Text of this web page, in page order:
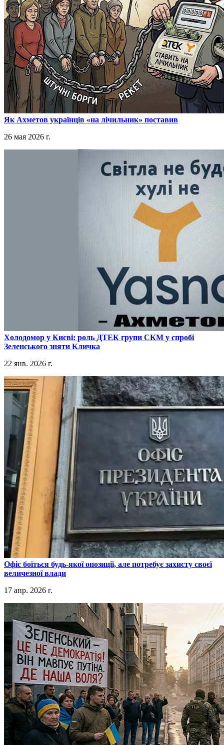
​Як Ахметов українців «на лічильник» поставив
26 мая 2026 г.
​Холодомор у Києві: роль ДТЕК групи СКМ у спробі
Зеленського зняти Кличка
22 янв. 2026 г.
​Офіс боїться будь-якої опозиції, але потребує захисту своєї
величезної влади
17 апр. 2026 г.